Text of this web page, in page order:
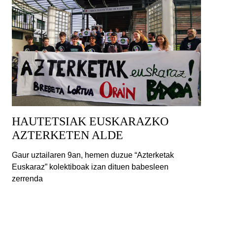
HAUTETSIAK EUSKARAZKO
AZTERKETEN ALDE
Gaur uztailaren 9an, hemen duzue “Azterketak
Euskaraz” kolektiboak izan dituen babesleen
zerrenda